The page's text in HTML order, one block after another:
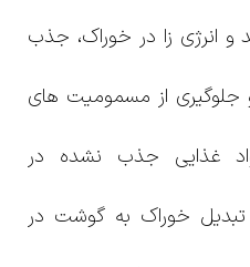
انرژی زا در خوراک، جذب
از مسمومیت های
غذایی جذب نشده در
خوراک به گوشت در